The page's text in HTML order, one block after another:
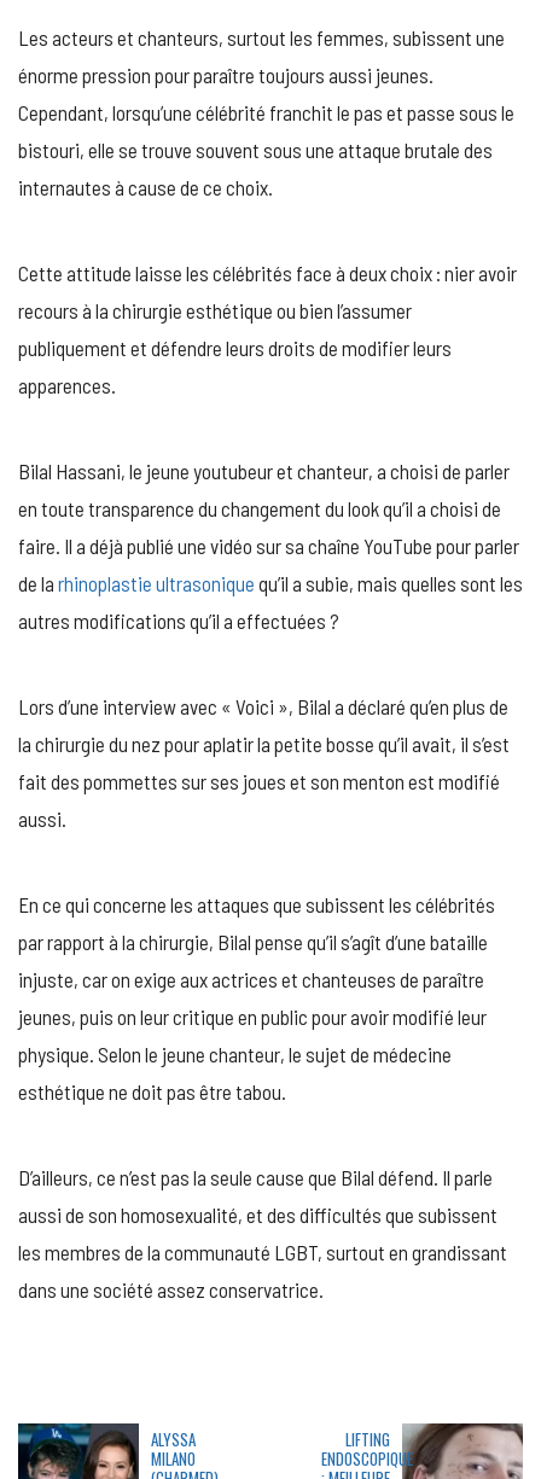
Les acteurs et chanteurs, surtout les femmes, subissent une
énorme pression pour paraître toujours aussi jeunes.
Cependant, lorsqu’une célébrité franchit le pas et passe sous le
bistouri, elle se trouve souvent sous une attaque brutale des
internautes à cause de ce choix.
Cette attitude laisse les célébrités face à deux choix : nier avoir
recours à la chirurgie esthétique ou bien l’assumer
publiquement et défendre leurs droits de modifier leurs
apparences.
Bilal Hassani, le jeune youtubeur et chanteur, a choisi de parler
en toute transparence du changement du look qu’il a choisi de
faire. Il a déjà publié une vidéo sur sa chaîne YouTube pour parler
de la rhinoplastie ultrasonique qu’il a subie, mais quelles sont les
autres modifications qu’il a effectuées ?
Lors d’une interview avec « Voici », Bilal a déclaré qu’en plus de
la chirurgie du nez pour aplatir la petite bosse qu’il avait, il s’est
fait des pommettes sur ses joues et son menton est modifié
aussi.
En ce qui concerne les attaques que subissent les célébrités
par rapport à la chirurgie, Bilal pense qu’il s’agît d’une bataille
injuste, car on exige aux actrices et chanteuses de paraître
jeunes, puis on leur critique en public pour avoir modifié leur
physique. Selon le jeune chanteur, le sujet de médecine
esthétique ne doit pas être tabou.
D’ailleurs, ce n’est pas la seule cause que Bilal défend. Il parle
aussi de son homosexualité, et des difficultés que subissent
les membres de la communauté LGBT, surtout en grandissant
dans une société assez conservatrice.
ALYSSA
MILANO
LIFTING
ENDOSCOPIQUE